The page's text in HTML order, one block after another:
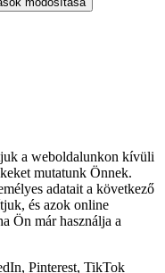
a weboldalunkon kívüli
mutatunk Önnek.
adatait a következő
és azok online
Ön már használja a
Pinterest, TikTok